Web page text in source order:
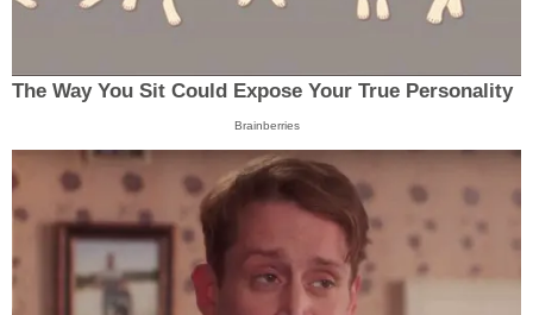
The Way You Sit Could Expose Your True Personality
Brainberries